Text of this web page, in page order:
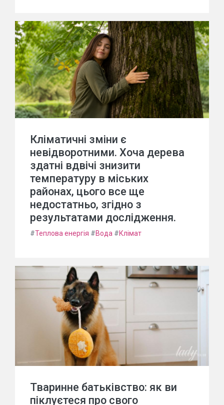
Кліматичні зміни є
невідворотними. Хоча дерева
здатні вдвічі знизити
температуру в міських
районах, цього все ще
недостатньо, згідно з
результатами дослідження.
#Теплова енергія #Вода #Клімат
Тваринне батьківство: як ви
піклуєтеся про свого